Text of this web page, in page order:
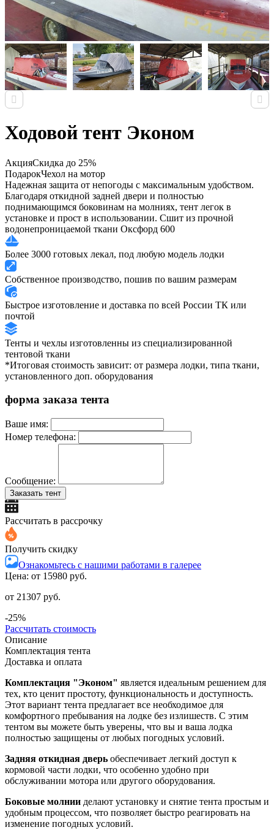
Ходовой тент Эконом
АкцияСкидка до 25%
ПодарокЧехол на мотор
Надежная защита от непогоды с максимальным удобством.
Благодаря откидной задней двери и полностью
поднимающимся боковинам на молниях, тент легок в
установке и прост в использовании. Сшит из прочной
водонепроницаемой ткани Оксфорд 600
Более 3000 готовых лекал, под любую модель лодки
Собственное производство, пошив по вашим размерам
Быстрое изготовление и доставка по всей России ТК или
почтой
Тенты и чехлы изготовленны из специализированной
тентовой ткани
*Итоговая стоимость зависит: от размера лодки, типа ткани,
установленного доп. оборудования
форма заказа тента
Ваше имя:
Номер телефона:
Сообщение:
Заказать тент
Рассчитать в рассрочку
Получить скидку
Ознакомьтесь с нашими работами в галерее
Цена: от 15980 руб.
от 21307 руб.
-25%
Рассчитать стоимость
Описание
Комплектация тента
Доставка и оплата
Комплектация "Эконом" является идеальным решением для
тех, кто ценит простоту, функциональность и доступность.
Этот вариант тента предлагает все необходимое для
комфортного пребывания на лодке без излишеств. С этим
тентом вы можете быть уверены, что вы и ваша лодка
полностью защищены от любых погодных условий.
Задняя откидная дверь обеспечивает легкий доступ к
кормовой части лодки, что особенно удобно при
обслуживании мотора или другого оборудования.
Боковые молнии делают установку и снятие тента простым и
удобным процессом, что позволяет быстро реагировать на
изменение погодных условий.